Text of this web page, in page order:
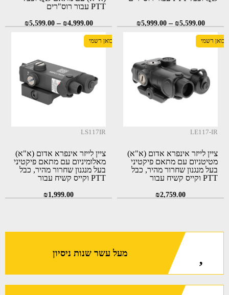
₪5,599.00
–
₪5,999.00
PTT עבור רוס"רים
₪4,999.00
–
₪5,599.00
יבואן רשמי
LE117-IR
ציין לייזר אינפרא אדום (א"א)
מטיטניום עם מתאם פיקטיני
בעל מנגנון שחרור מהיר, כבל
PTT וקייס קשיח עבור
₪2,759.00
יבואן רשמי
LS117IR
ציין לייזר אינפרא אדום (א"א)
מאלומיניום עם מתאם פיקטיני
בעל מנגנון שחרור מהיר, כבל
PTT וקייס קשיח עבור
₪1,999.00
מעל עשר שנות ניסיון